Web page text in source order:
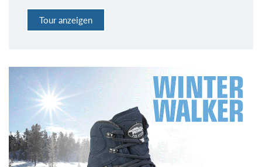
Tour anzeigen